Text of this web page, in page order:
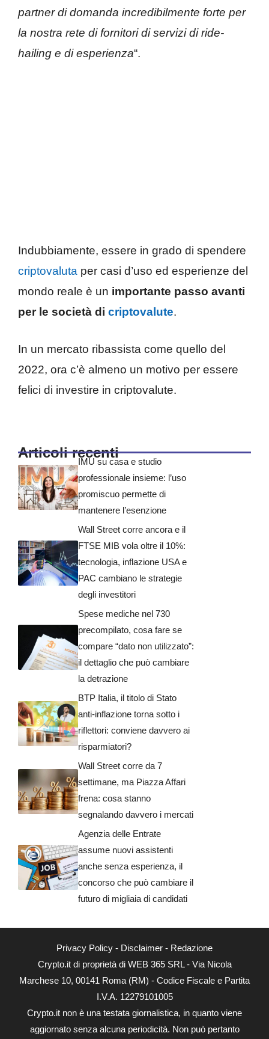
partner di domanda incredibilmente forte per
la nostra rete di fornitori di servizi di ride-
hailing e di esperienza“.
Indubbiamente, essere in grado di spendere
criptovaluta per casi d’uso ed esperienze del
mondo reale è un importante passo avanti
per le società di criptovalute.
In un mercato ribassista come quello del
2022, ora c’è almeno un motivo per essere
felici di investire in criptovalute.
Articoli recenti
IMU su casa e studio
professionale insieme: l’uso
promiscuo permette di
mantenere l’esenzione
Wall Street corre ancora e il
FTSE MIB vola oltre il 10%:
tecnologia, inflazione USA e
PAC cambiano le strategie
degli investitori
Spese mediche nel 730
precompilato, cosa fare se
compare “dato non utilizzato”:
il dettaglio che può cambiare
la detrazione
BTP Italia, il titolo di Stato
anti-inflazione torna sotto i
riflettori: conviene davvero ai
risparmiatori?
Wall Street corre da 7
settimane, ma Piazza Affari
frena: cosa stanno
segnalando davvero i mercati
Agenzia delle Entrate
assume nuovi assistenti
anche senza esperienza, il
concorso che può cambiare il
futuro di migliaia di candidati
Privacy Policy - Disclaimer - Redazione
Crypto.it di proprietà di WEB 365 SRL - Via Nicola
Marchese 10, 00141 Roma (RM) - Codice Fiscale e Partita
I.V.A. 12279101005
Crypto.it non è una testata giornalistica, in quanto viene
aggiornato senza alcuna periodicità. Non può pertanto